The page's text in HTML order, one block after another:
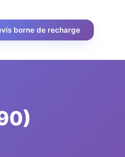
borne de recharge